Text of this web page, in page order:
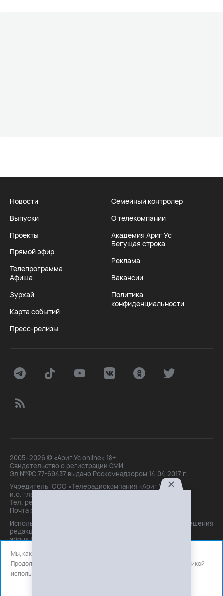
Новости
Выпуски
Проекты
Прямой эфир
Телепрограмма
Афиша
Зурхай
Карта событий
Пресс-релизы
Семейный контролер
О телекомпании
Академия Ариг Ус
Бегущая строка
Реклама
Вакансии
Политика
конфиденциальности
2005–2026 © «Ариг Ус online» 18+
Свидетельство о регистрации СМИ
Эл №ФС 77-69437 выдано Роскомнадзором 14.04.2017 г.
Учредитель: ООО «Телерадиокомпания «Ариг Ус»,
и.о. главного редактора: Маханова О.Б.
Тел. peдakции: +7(3012)21-30-14,
Почта peдakции: editor@arigus.tv
Использование материалов только с письменного разрешения
редакции. При цитировании прямая активная ссылка на
arigus.tv обязательна.
Мы, как и все используем файлы cookie и сервисы аналитики.
Продолжая использовать сайт, вы соглашаетесь с нашей
политикой
использования